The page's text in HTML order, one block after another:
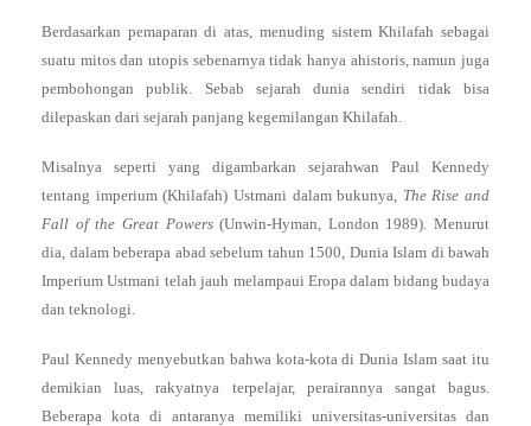
Berdasarkan pemaparan di atas, menuding sistem Khilafah sebagai
suatu mitos dan utopis sebenarnya tidak hanya ahistoris, namun juga
pembohongan publik. Sebab sejarah dunia sendiri tidak bisa
dilepaskan dari sejarah panjang kegemilangan Khilafah.
Misalnya seperti yang digambarkan sejarahwan Paul Kennedy
tentang imperium (Khilafah) Ustmani dalam bukunya, The Rise and
Fall of the Great Powers(Unwin-Hyman, London 1989). Menurut
dia, dalam beberapa abad sebelum tahun 1500, Dunia Islam di bawah
Imperium Ustmani telah jauh melampaui Eropa dalam bidang budaya
dan teknologi.
Paul Kennedy menyebutkan bahwa kota-kota di Dunia Islam saat itu
demikian luas, rakyatnya terpelajar, perairannya sangat bagus.
Beberapa kota di antaranya memiliki universitas-universitas dan